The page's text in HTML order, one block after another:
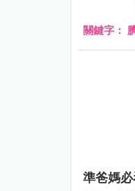
關鍵字：
準爸媽